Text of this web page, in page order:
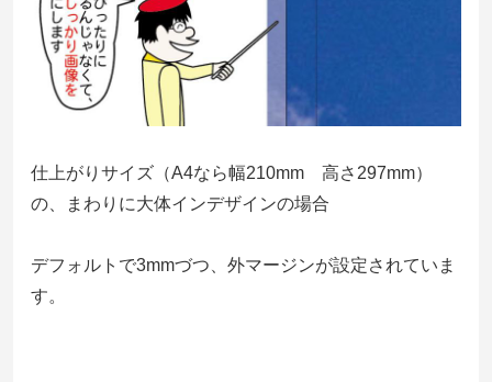
仕上がりサイズ（A4なら幅210mm 高さ297mm）
の、まわりに大体インデザインの場合
デフォルトで3mmづつ、外マージンが設定されていま
す。